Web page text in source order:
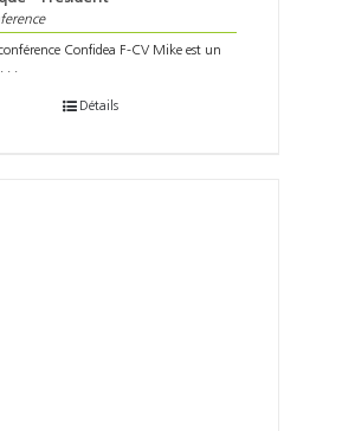
Confidea F-CV Mike est un
. .
Détails